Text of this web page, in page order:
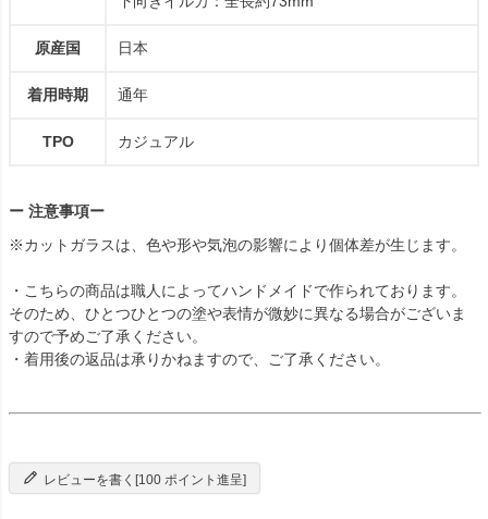
原産国 日本
着用時期 通年
TPO カジュアル
ー 注意事項ー
※カットガラスは、色や形や気泡の影響により個体差が生じます。
・こちらの商品は職人によってハンドメイドで作られております。
そのため、ひとつひとつの塗や表情が微妙に異なる場合がございま
すので予めご了承ください。
・着用後の返品は承りかねますので、ご了承ください。
レビューを書く[100 ポイント進呈]